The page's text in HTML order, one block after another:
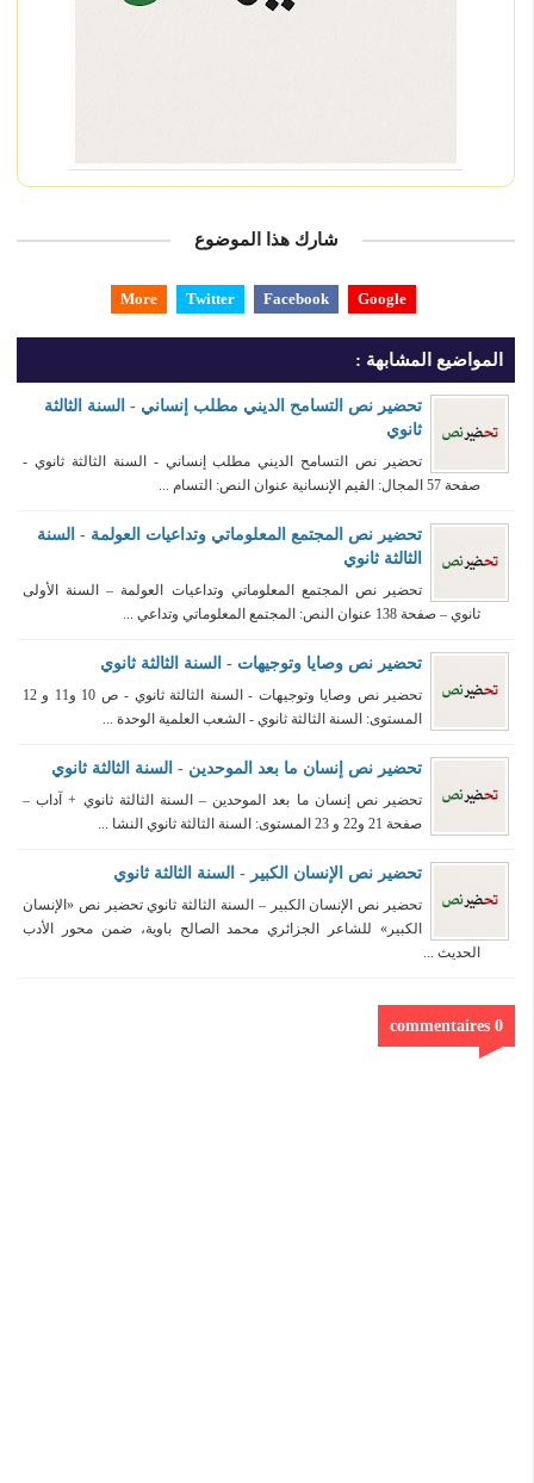
شارك هذا الموضوع
Google
Facebook
Twitter
More
المواضيع المشابهة :
تحضير نص التسامح الديني مطلب إنساني - السنة الثالثة
ثانوي
تحضير نص التسامح الديني مطلب إنساني - السنة الثالثة ثانوي -
صفحة 57 المجال: القيم الإنسانية عنوان النص: التسام ...
تحضير نص المجتمع المعلوماتي وتداعيات العولمة - السنة
الثالثة ثانوي
تحضير نص المجتمع المعلوماتي وتداعيات العولمة – السنة الأولى
ثانوي – صفحة 138 عنوان النص: المجتمع المعلوماتي وتداعي ...
تحضير نص وصايا وتوجيهات - السنة الثالثة ثانوي
تحضير نص وصايا وتوجيهات - السنة الثالثة ثانوي - ص 10 و11 و 12
المستوى: السنة الثالثة ثانوي - الشعب العلمية الوحدة ...
تحضير نص إنسان ما بعد الموحدين - السنة الثالثة ثانوي
تحضير نص إنسان ما بعد الموحدين – السنة الثالثة ثانوي + آداب –
صفحة 21 و22 و 23 المستوى: السنة الثالثة ثانوي النشا ...
تحضير نص الإنسان الكبير - السنة الثالثة ثانوي
تحضير نص الإنسان الكبير – السنة الثالثة ثانوي تحضير نص «الإنسان
الكبير» للشاعر الجزائري محمد الصالح باوية، ضمن محور الأدب
الحديث ...
0 commentaires